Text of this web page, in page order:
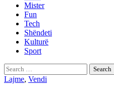
Mister
Fun
Tech
Shëndeti
Kulturë
Sport
Search
for:
Lajme, Vendi